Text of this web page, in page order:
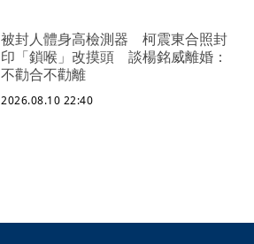
被封人體身高檢測器 柯震東合照封
印「鎖喉」改摸頭 談楊銘威離婚：
不勸合不勸離
2026.08.10 22:40